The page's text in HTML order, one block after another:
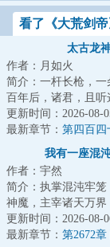
看了《大荒剑
太古龙
作者：月如火
简介：一杆长枪，一
百年后，诸君，且听
起！...
更新时间：2026-08-
最新章节： 第四百四
我错了。
我有一座混
作者：宇然
简介：执掌混沌牢笼
神魔，主宰诸天万界
地笑道：“哥也想低
它不允许啊！...
更新时间：2026-08-
最新章节： 第2672